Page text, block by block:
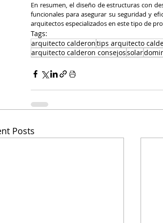
En resumen, el diseño de estructuras con
funcionales para asegurar su seguridad y
arquitectos especializados en este tipo de
Tags:
arquitecto calderontips arquitecto
arquitecto calderon consejossolar
Posts